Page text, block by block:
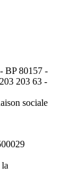
BP 80157 -
203 63 -
sociale